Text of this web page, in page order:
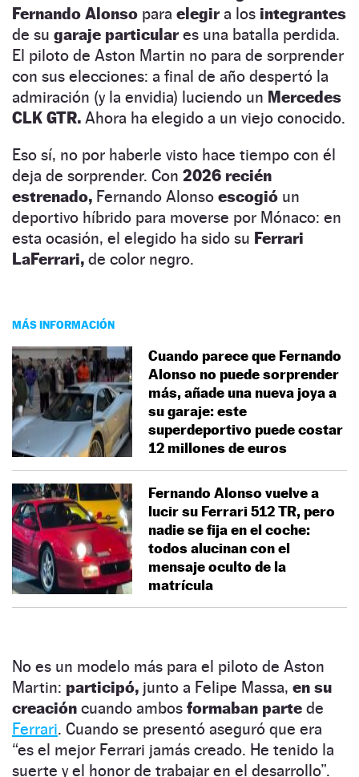
Fernando Alonso para elegira los integrantes
de su garaje particulares una batalla perdida.
El piloto de Aston Martin no para de sorprender
con sus elecciones: a final de año despertó la
admiración (y la envidia) luciendo un Mercedes
CLK GTR. Ahora ha elegido a un viejo conocido.
Eso sí, no por haberle visto hace tiempo con él
deja de sorprender. Con 2026 recién
estrenado, Fernando Alonso escogió un
deportivo híbrido para moverse por Mónaco: en
esta ocasión, el elegido ha sido su Ferrari
LaFerrari, de color negro.
MÁS INFORMACIÓN
Cuando parece que Fernando
Alonso no puede sorprender
más, añade una nueva joya a
su garaje: este
superdeportivo puede costar
12 millones de euros
Fernando Alonso vuelve a
lucir su Ferrari 512 TR, pero
nadie se fija en el coche:
todos alucinan con el
mensaje oculto de la
matrícula
No es un modelo más para el piloto de Aston
Martin: participó, junto a Felipe Massa, en su
creación cuando ambos formaban parte de
Ferrari. Cuando se presentó aseguró que era
“es el mejor Ferrari jamás creado. He tenido la
suerte y el honor de trabajar en el desarrollo”.